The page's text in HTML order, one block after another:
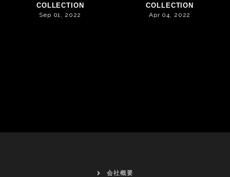
COLLECTION
Sep 01, 2022
COLLECTION
Apr 04, 2022
会社概要